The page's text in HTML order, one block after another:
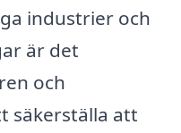
industrier och
är det
och
säkerställa att